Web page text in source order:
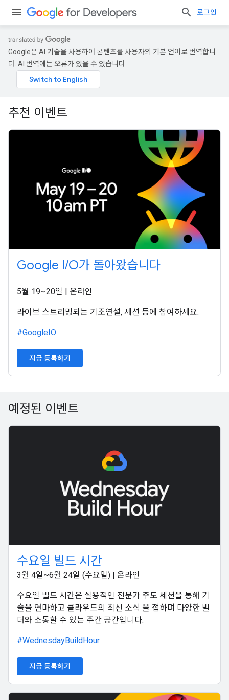
로그인
Google은 AI 기술을 사용하여 콘텐츠를 사용자의 기본 언어로 번역합니
다. AI 번역에는 오류가 있을 수 있습니다.
추천 이벤트
Google I/O가 돌아왔습니다
5월 19~20일 | 온라인
라이브 스트리밍되는 기조연설, 세션 등에 참여하세요.
#GoogleIO
지금 등록하기
예정된 이벤트
수요일 빌드 시간
3월 4일~6월 24일 (수요일) | 온라인
수요일 빌드 시간은 실용적인 전문가 주도 세션을 통해 기
술을 연마하고 클라우드의 최신 소식 을 접하며 다양한 빌
더와 소통할 수 있는 주간 공간입니다.
#WednesdayBuildHour
지금 등록하기